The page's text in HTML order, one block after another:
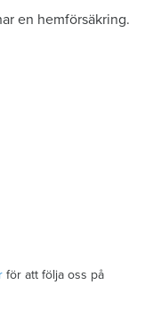
en hemförsäkring.
för att följa oss på